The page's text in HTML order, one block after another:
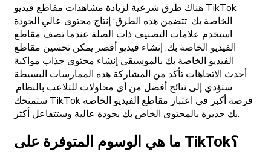
هناك طرق شرعية لزيادة مشاهدات مقاطع فيديو TikTok
الخاصة بك. تتضمن هذه الطرق: إنتاج محتوى عالي الجودة
استخدم علامات التصنيف ذات الصلة عندما تصف مقاطع
الفيديو الخاصة بك. إنشاء فيديو أقصر يمكن تحسين مقاطع
الفيديو الخاصة بك بالموسيقى إنشاء محتوى جذاب مواكبة
أحدث الاتجاهات تأكد من المشاركة هذه الممارسات البسيطة
ستؤدي إلى نتائج أفضل من أي محاولات للتلاعب بالنظام.
ستمنحك TikTok فرصة أكبر في اعتبار مقاطع الفيديو الخاصة
بك جديرة بالمحتوى الخاص بك بجودة عالية وستتفاعل أكثر.
ما هي الوسوم المتوفرة على TikTok؟